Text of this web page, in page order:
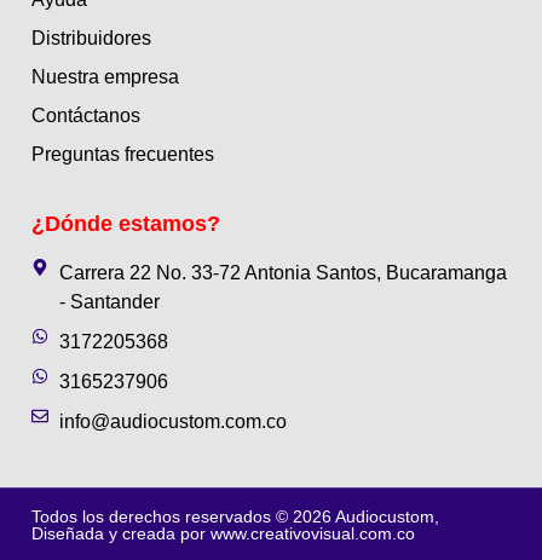
Distribuidores
Nuestra empresa
Contáctanos
Preguntas frecuentes
¿Dónde estamos?
Carrera 22 No. 33-72 Antonia Santos, Bucaramanga
- Santander
3172205368
3165237906
info@audiocustom.com.co
Todos los derechos reservados © 2026 Audiocustom,
Diseñada y creada por www.creativovisual.com.co